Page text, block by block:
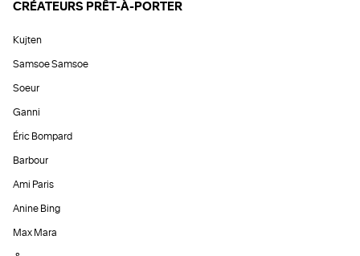
CRÉATEURS PRÊT-À-PORTER
Kujten
Samsoe Samsoe
Soeur
Ganni
Éric Bompard
Barbour
Ami Paris
Anine Bing
Max Mara